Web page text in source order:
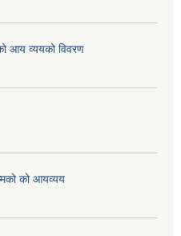
आय व्ययको विवरण
को आयव्यय